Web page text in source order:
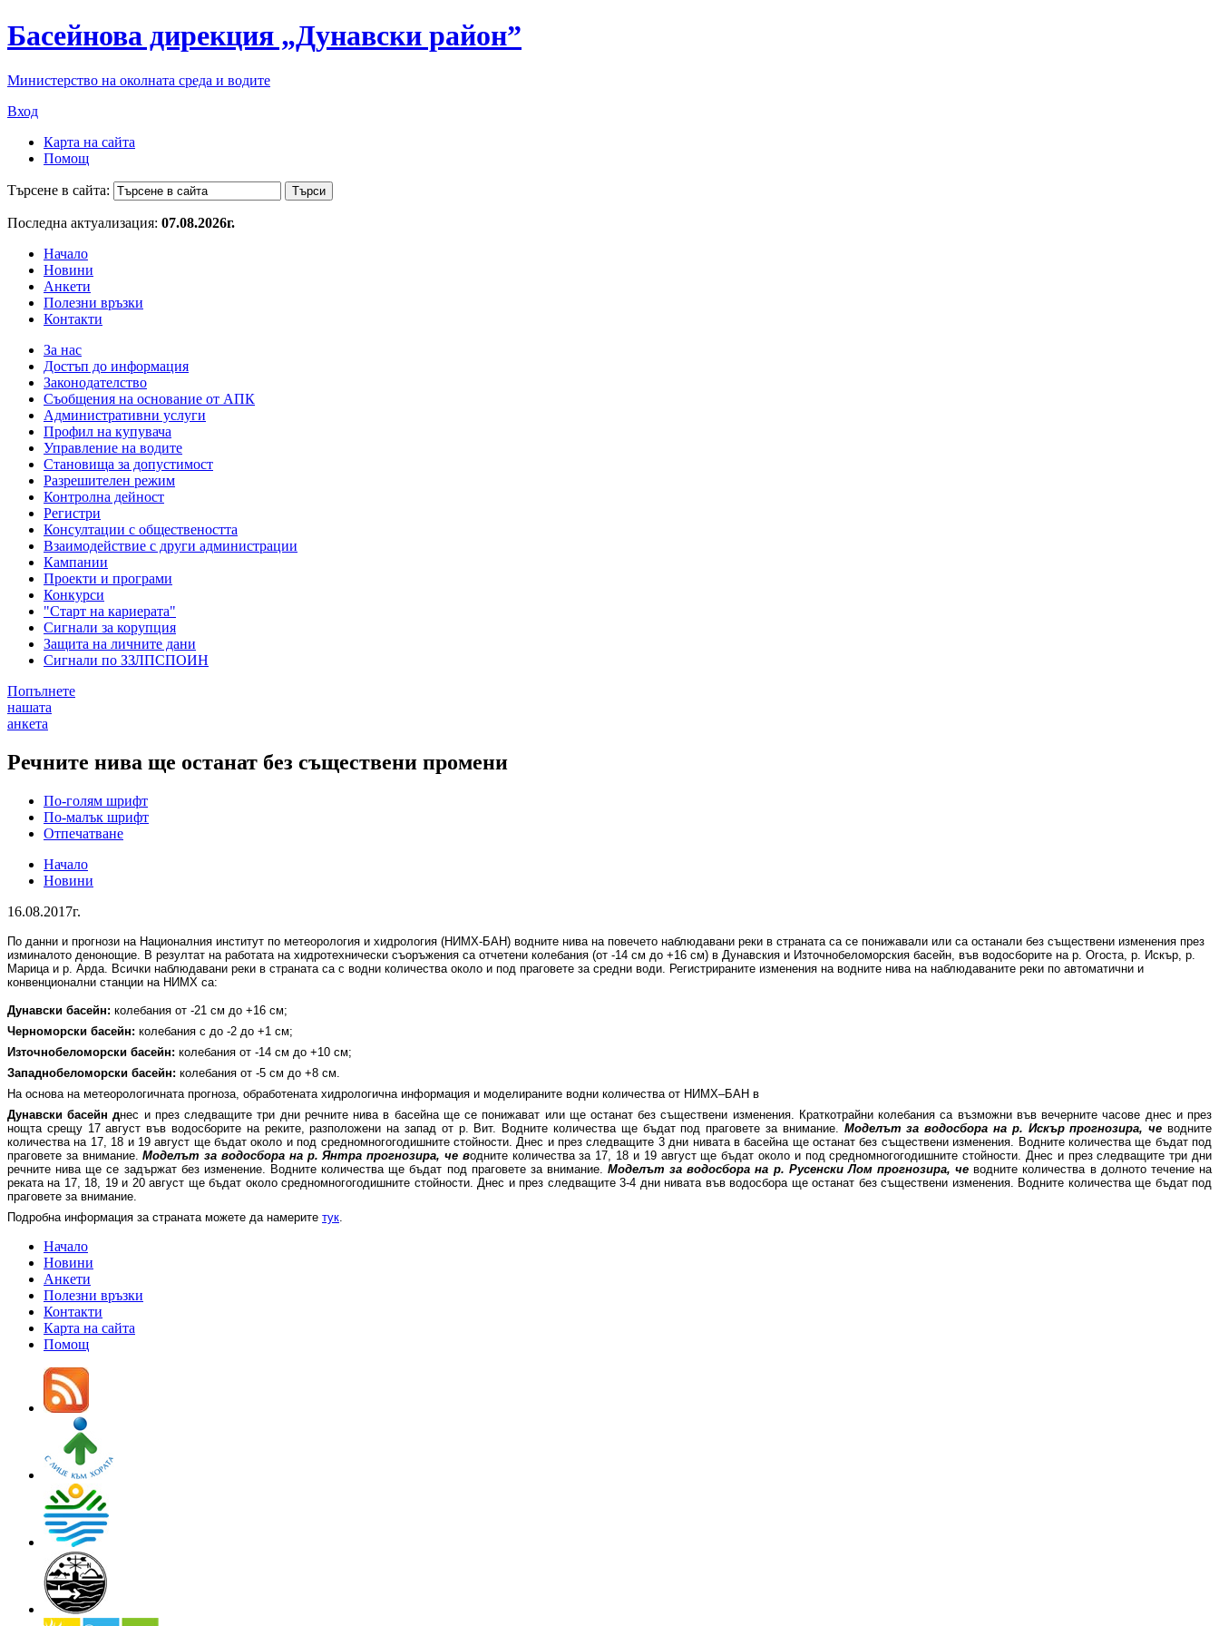
Басейнова дирекция „Дунавски район”
Министерство на околната среда и водите
Вход
Карта на сайта
Помощ
Търсене в сайта:
Последна актуализация: 07.08.2026г.
Начало
Новини
Анкети
Полезни връзки
Контакти
За нас
Достъп до информация
Законодателство
Съобщения на основание от АПК
Административни услуги
Профил на купувача
Управление на водите
Становища за допустимост
Разрешителен режим
Контролна дейност
Регистри
Консултации с обществеността
Взаимодействие с други администрации
Кампании
Проекти и програми
Конкурси
"Старт на кариерата"
Сигнали за корупция
Защита на личните дани
Сигнали по ЗЗЛПСПОИН
Попълнете
нашата
анкета
Речните нива ще останат без съществени промени
По-голям шрифт
По-малък шрифт
Отпечатване
Начало
Новини
16.08.2017г.
По данни и прогнози на Националния институт по метеорология и хидрология (НИМХ-БАН) водните нива на повечето наблюдавани реки в страната са се понижавали или са останали без съществени изменения през
изминалото денонощие. В резултат на работата на хидротехнически съоръжения са отчетени колебания (от -14 см до +16 см) в Дунавския и Източнобеломорския басейн, във водосборите на р. Огоста, р. Искър, р.
Марица и р. Арда. Всички наблюдавани реки в страната са с водни количества около и под праговете за средни води. Регистрираните изменения на водните нива на наблюдаваните реки по автоматични и
конвенционални станции на НИМХ са:
Дунавски басейн: колебания от -21 см до +16 см;
Черноморски басейн: колебания с до -2 до +1 см;
Източнобеломорски басейн: колебания от -14 см до +10 см;
Западнобеломорски басейн: колебания от -5 см до +8 см.
На основа на метеорологичната прогноза, обработената хидрологична информация и моделираните водни количества от НИМХ–БАН в
Дунавски басейн днес и през следващите три дни речните нива в басейна ще се понижават или ще останат без съществени изменения. Краткотрайни колебания са възможни във вечерните часове днес и през
нощта срещу 17 август във водосборите на реките, разположени на запад от р. Вит. Водните количества ще бъдат под праговете за внимание. Моделът за водосбора на р. Искър прогнозира, чеводните
количества на 17, 18 и 19 август ще бъдат около и под средномногогодишните стойности. Днес и през следващите 3 дни нивата в басейна ще останат без съществени изменения. Водните количества ще бъдат под
праговете за внимание.Моделът за водосбора на р. Янтра прогнозира, че водните количества за 17, 18 и 19 август ще бъдат около и под средномногогодишните стойности. Днес и през следващите три дни
речните нива ще се задържат без изменение. Водните количества ще бъдат под праговете за внимание.Моделът за водосбора на р. Русенски Лом прогнозира, чеводните количества в долното течение на
реката на 17, 18, 19 и 20 август ще бъдат около средномногогодишните стойности. Днес и през следващите 3-4 дни нивата във водосбора ще останат без съществени изменения. Водните количества ще бъдат под
праговете за внимание.
Подробна информация за страната можете да намерите тук
Начало
Новини
Анкети
Полезни връзки
Контакти
Карта на сайта
Помощ